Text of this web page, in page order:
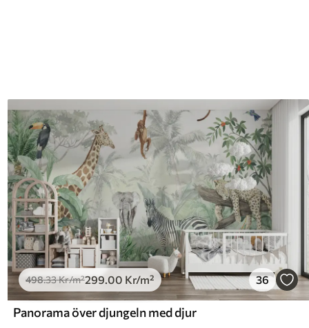
498.33Kr/m²299 .00 Kr/m² 36
Panorama över djungeln med djur